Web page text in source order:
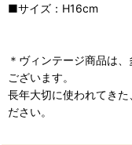
■サイズ：H16cm
＊ヴィンテージ商品は
ございます。
長年大切に使われてき
ださい。